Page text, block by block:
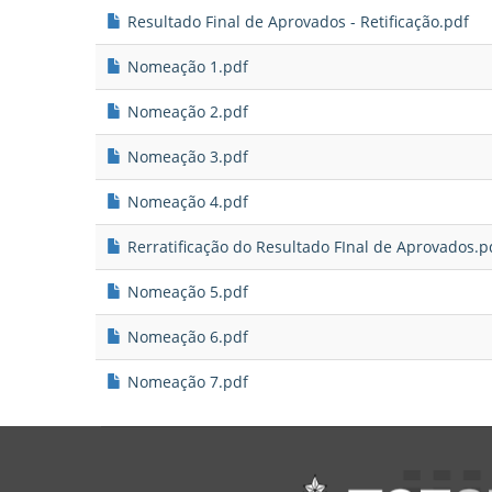
Resultado Final de Aprovados - Retificação.pdf
Nomeação 1.pdf
Nomeação 2.pdf
Nomeação 3.pdf
Nomeação 4.pdf
Rerratificação do Resultado FInal de
Nomeação 5.pdf
Nomeação 6.pdf
Nomeação 7.pdf